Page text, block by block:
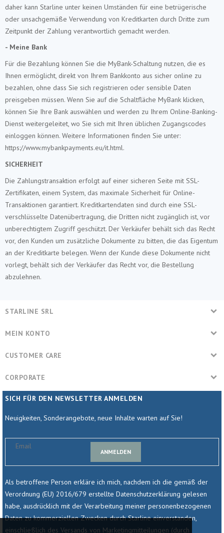
daher kann Starline unter keinen Umständen für eine betrügerische
oder unsachgemäße Verwendung von Kreditkarten durch Dritte zum
Zeitpunkt der Zahlung verantwortlich gemacht werden.
- Meine Bank
Für die Bezahlung können Sie die MyBank-Schaltung nutzen, die es
Ihnen ermöglicht, direkt von Ihrem Bankkonto aus sicher online zu
bezahlen, ohne dass Sie sich registrieren oder sensible Daten
preisgeben müssen. Wenn Sie auf die Schaltfläche MyBank klicken,
können Sie Ihre Bank auswählen und werden zu Ihrem Online-Banking-
Dienst weitergeleitet, wo Sie sich mit Ihren üblichen Zugangscodes
einloggen können. Weitere Informationen finden Sie unter:
https://www.mybankpayments.eu/it.html.
SICHERHEIT
Die Zahlungstransaktion erfolgt auf einer sicheren Seite mit SSL-
Zertifikaten, einem System, das maximale Sicherheit für Online-
Transaktionen garantiert. Kreditkartendaten sind durch eine SSL-
verschlüsselte Datenübertragung, die Dritten nicht zugänglich ist, vor
unberechtigtem Zugriff geschützt. Der Verkäufer behält sich das Recht
vor, den Kunden um zusätzliche Dokumente zu bitten, die das Eigentum
an der Kreditkarte belegen. Wenn der Kunde diese Dokumente nicht
vorlegt, behält sich der Verkäufer das Recht vor, die Bestellung
abzulehnen.
STARLINE SRL
MEIN KONTO
CUSTOMER CARE
CORPORATE
SICH FÜR DEN NEWSLETTER ANMELDEN
Neuigkeiten, Sonderangebote, neue Inhalte warten auf Sie!
ANMELDEN
Als betroffene Person erkläre ich mich, nachdem ich die gemäß der
Verordnung (EU) 2016/679 erstellte Datenschutzerklärung gelesen
habe, ausdrücklich mit der Verarbeitung meiner personenbezogenen
Daten zu kommerziellen Zwecken durch Starline einverstanden,
einschließlich des Versands von Marketingmitteilungen (durch